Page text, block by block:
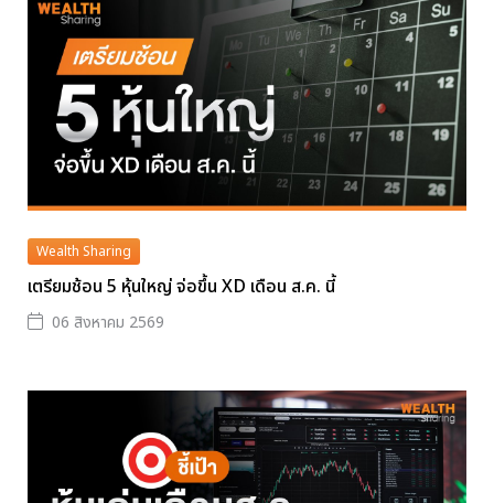
Wealth Sharing
เตรียมช้อน 5 หุ้นใหญ่ จ่อขึ้น XD เดือน ส.ค. นี้
06 สิงหาคม 2569